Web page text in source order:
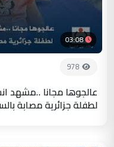
03:08
978
عالجوها مجانا ..مشهد
لطفلة جزائرية مصابة